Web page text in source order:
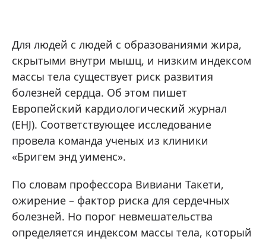
Для людей с людей с образованиями жира,
скрытыми внутри мышц, и низким индексом
массы тела существует риск развития
болезней сердца. Об этом пишет
Европейский кардиологический журнал
(EHJ). Соответствующее исследование
провела команда ученых из клиники
«Бригем энд уименс».
По словам профессора Вивиани Такети,
ожирение – фактор риска для сердечных
болезней. Но порог невмешательства
определяется индексом массы тела, который